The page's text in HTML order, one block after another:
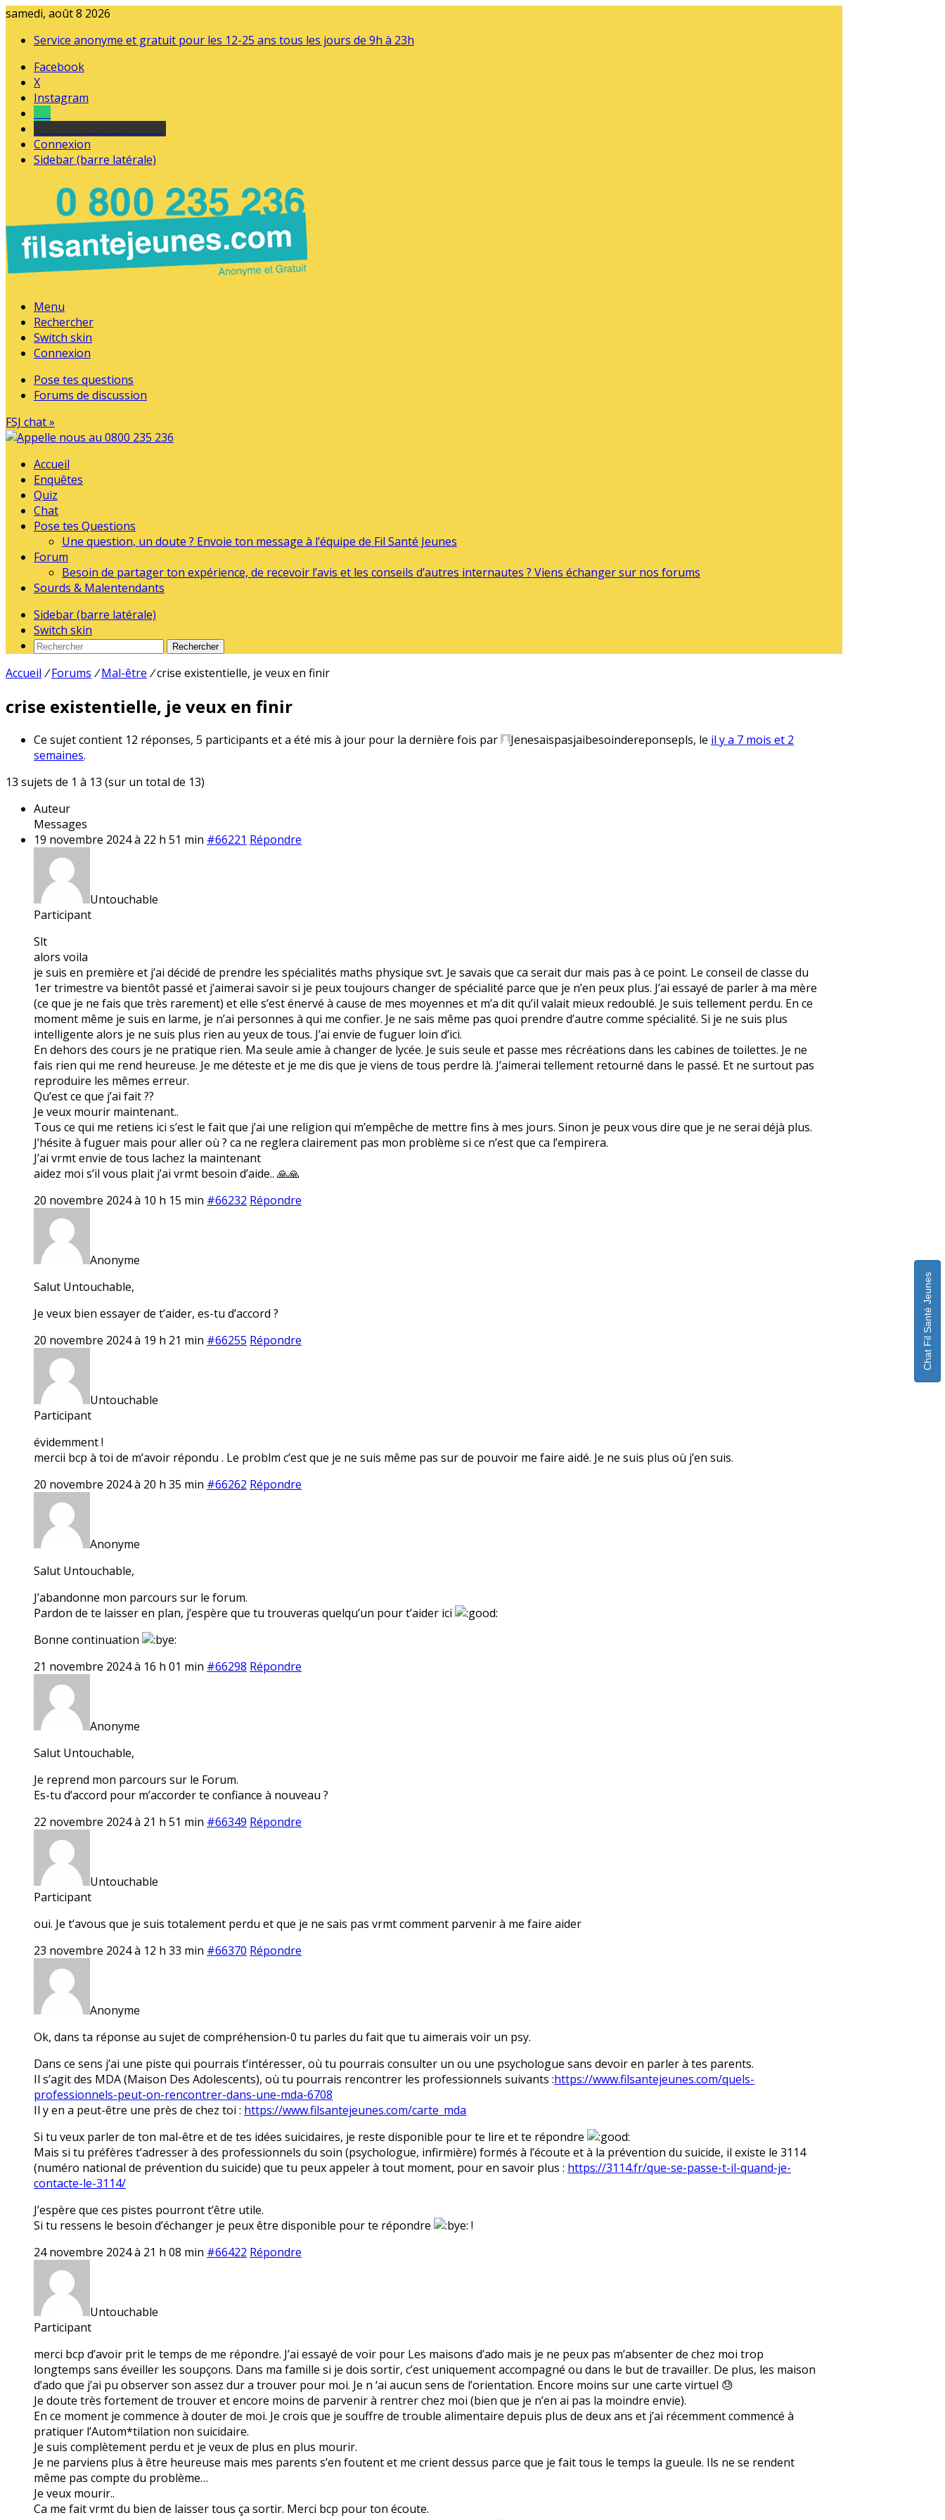
samedi, août 8 2026
Service anonyme et gratuit pour les 12-25 ans tous les jours de 9h à 23h
Facebook
X
Instagram
Connexion
Sidebar (barre latérale)
Menu
Rechercher
Switch skin
Connexion
Pose tes questions
Forums de discussion
FSJ chat »
Accueil
Enquêtes
Quiz
Chat
Pose tes Questions
Une question, un doute ? Envoie ton message à l’équipe de Fil Santé Jeunes
Forum
Besoin de partager ton expérience, de recevoir l’avis et les conseils d’autres internautes ? Viens échanger sur nos forums
Sourds & Malentendants
Sidebar (barre latérale)
Switch skin
Rechercher
Accueil / Forums / Mal-être /crise existentielle, je veux en finir
crise existentielle, je veux en finir
Ce sujet contient 12 réponses, 5 participants et a été mis à jour pour la dernière fois par Jenesaispasjaibesoindereponsepls, le il y a 7 mois et 2
semaines.
13 sujets de 1 à 13 (sur un total de 13)
Auteur
Messages
19 novembre 2024 à 22 h 51 min #66221 Répondre
Untouchable
Participant
Slt
alors voila
je suis en première et j’ai décidé de prendre les spécialités maths physique svt. Je savais que ca serait dur mais pas à ce point. Le conseil de classe du
1er trimestre va bientôt passé et j’aimerai savoir si je peux toujours changer de spécialité parce que je n’en peux plus. J’ai essayé de parler à ma mère
(ce que je ne fais que très rarement) et elle s’est énervé à cause de mes moyennes et m’a dit qu’il valait mieux redoublé. Je suis tellement perdu. En ce
moment même je suis en larme, je n’ai personnes à qui me confier. Je ne sais même pas quoi prendre d’autre comme spécialité. Si je ne suis plus
intelligente alors je ne suis plus rien au yeux de tous. J’ai envie de fuguer loin d’ici.
En dehors des cours je ne pratique rien. Ma seule amie à changer de lycée. Je suis seule et passe mes récréations dans les cabines de toilettes. Je ne
fais rien qui me rend heureuse. Je me déteste et je me dis que je viens de tous perdre là. J’aimerai tellement retourné dans le passé. Et ne surtout pas
reproduire les mêmes erreur.
Qu’est ce que j’ai fait ??
Je veux mourir maintenant..
Tous ce qui me retiens ici s’est le fait que j’ai une religion qui m’empêche de mettre fins à mes jours. Sinon je peux vous dire que je ne serai déjà plus.
J’hésite à fuguer mais pour aller où ? ca ne reglera clairement pas mon problème si ce n’est que ca l’empirera.
J’ai vrmt envie de tous lachez la maintenant
aidez moi s’il vous plait j’ai vrmt besoin d’aide.. 🙏🙏
20 novembre 2024 à 10 h 15 min #66232 Répondre
Anonyme
Salut Untouchable,
Je veux bien essayer de t’aider, es-tu d’accord ?
20 novembre 2024 à 19 h 21 min #66255 Répondre
Untouchable
Participant
évidemment !
mercii bcp à toi de m’avoir répondu . Le problm c’est que je ne suis même pas sur de pouvoir me faire aidé. Je ne suis plus où j’en suis.
20 novembre 2024 à 20 h 35 min #66262 Répondre
Anonyme
Salut Untouchable,
J’abandonne mon parcours sur le forum.
Pardon de te laisser en plan, j’espère que tu trouveras quelqu’un pour t’aider ici
Bonne continuation
21 novembre 2024 à 16 h 01 min #66298 Répondre
Anonyme
Salut Untouchable,
Je reprend mon parcours sur le Forum.
Es-tu d’accord pour m’accorder te confiance à nouveau ?
22 novembre 2024 à 21 h 51 min #66349 Répondre
Untouchable
Participant
oui. Je t’avous que je suis totalement perdu et que je ne sais pas vrmt comment parvenir à me faire aider
23 novembre 2024 à 12 h 33 min #66370 Répondre
Anonyme
Ok, dans ta réponse au sujet de compréhension-0 tu parles du fait que tu aimerais voir un psy.
Dans ce sens j’ai une piste qui pourrais t’intéresser, où tu pourrais consulter un ou une psychologue sans devoir en parler à tes parents.
Il s’agit des MDA (Maison Des Adolescents), où tu pourrais rencontrer les professionnels suivants :https://www.filsantejeunes.com/quels-
professionnels-peut-on-rencontrer-dans-une-mda-6708
Il y en a peut-être une près de chez toi : https://www.filsantejeunes.com/carte_mda
Si tu veux parler de ton mal-être et de tes idées suicidaires, je reste disponible pour te lire et te répondre
Mais si tu préfères t’adresser à des professionnels du soin (psychologue, infirmière) formés à l’écoute et à la prévention du suicide, il existe le 3114
(numéro national de prévention du suicide) que tu peux appeler à tout moment, pour en savoir plus : https://3114.fr/que-se-passe-t-il-quand-je-
contacte-le-3114/
J’espère que ces pistes pourront t’être utile.
Si tu ressens le besoin d’échanger je peux être disponible pour te répondre
!
24 novembre 2024 à 21 h 08 min #66422 Répondre
Untouchable
Participant
merci bcp d’avoir prit le temps de me répondre. J’ai essayé de voir pour Les maisons d’ado mais je ne peux pas m’absenter de chez moi trop
longtemps sans éveiller les soupçons. Dans ma famille si je dois sortir, c’est uniquement accompagné ou dans le but de travailler. De plus, les maison
d’ado que j’ai pu observer son assez dur a trouver pour moi. Je n ‘ai aucun sens de l’orientation. Encore moins sur une carte virtuel 😓
Je doute très fortement de trouver et encore moins de parvenir à rentrer chez moi (bien que je n’en ai pas la moindre envie).
En ce moment je commence à douter de moi. Je crois que je souffre de trouble alimentaire depuis plus de deux ans et j’ai récemment commencé à
pratiquer l’Autom*tilation non suicidaire.
Je suis complètement perdu et je veux de plus en plus mourir.
Je ne parviens plus à être heureuse mais mes parents s’en foutent et me crient dessus parce que je fait tous le temps la gueule. Ils ne se rendent
même pas compte du problème…
Je veux mourir..
Ca me fait vrmt du bien de laisser tous ça sortir. Merci bcp pour ton écoute.
Chat Fil Santé Jeunes